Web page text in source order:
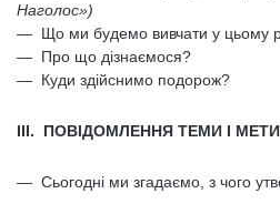
Наголос»)
— Що ми будемо вивчати у цьому
— Про що дізнаємося?
— Куди здійснимо подорож?
III. ПОВІДОМЛЕННЯ ТЕМИ І
— Сьогодні ми згадаємо, з чого